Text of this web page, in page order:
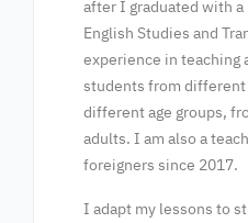
after I graduated with
English Studies and
experience in teaching
students from different
different age groups,
adults. I am also a
foreigners since 2017.
I adapt my lessons to